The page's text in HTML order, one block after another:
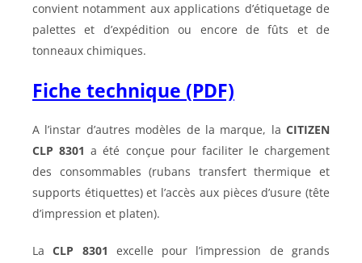
convient notamment aux applications d’étiquetage de
palettes et d’expédition ou encore de fûts et de
tonneaux chimiques.
Fiche technique (PDF)
A l’instar d’autres modèles de la marque, la CITIZEN
CLP 8301 a été conçue pour faciliter le chargement
des consommables (rubans transfert thermique et
supports étiquettes) et l’accès aux pièces d’usure (tête
d’impression et platen).
LaCLP 8301 excelle pour l’impression de grands